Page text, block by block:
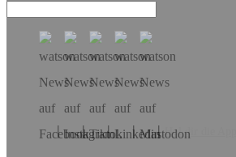
Hol dir die App!